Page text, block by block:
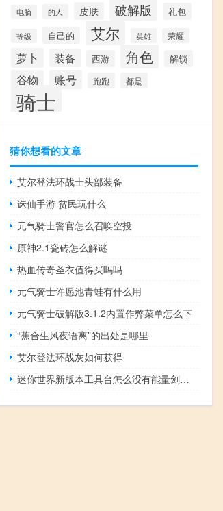
电脑 的人 皮肤 破解版 礼包
等级 自己的 艾尔 英雄 荣耀
萝卜 装备 西游 角色 解锁
谷物 账号 跑跑 都是
骑士
猜你想看的文章
艾尔登法环战士头部装备
诛仙手游 贫民玩什么
元气骑士警官怎么召唤空投
原神2.1瓷砖怎么解谜
热血传奇圣衣值得买吗吗
元气骑士许愿池青蛙有什么用
元气骑士破解版3.1.2内置作弊菜单怎么下
“蕉合生风夜语离”的出处是哪里
艾尔登法环战灰如何获得
迷你世界新版本工具台怎么没有能量剑做法